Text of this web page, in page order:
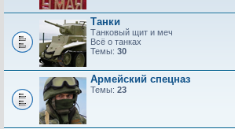
Танки
Танковый щит и меч
Всё о танках
Темы: 30
Армейский спецназ
Темы: 23